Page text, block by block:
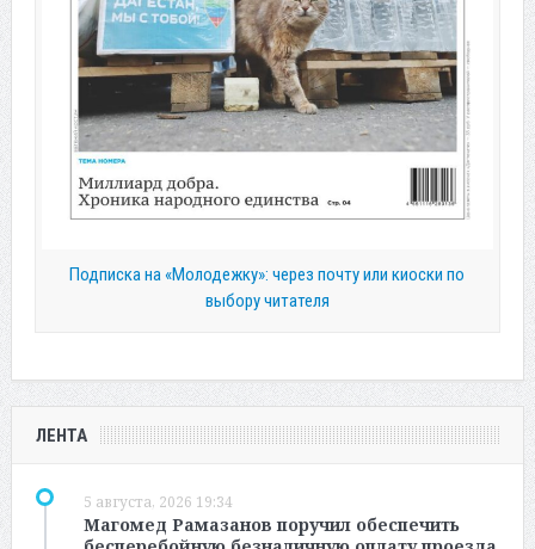
Подписка на «Молодежку»: через почту или киоски по
выбору читателя
ЛЕНТА
5 августа, 2026 19:34
Магомед Рамазанов поручил обеспечить